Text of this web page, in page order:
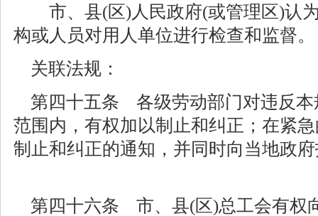
市、县(区)人民政府(或管理区)认
构或人员对用人单位进行检查和监督。
关联法规：
第四十五条 各级劳动部门对违反本
范围内，有权加以制止和纠正；在紧
制止和纠正的通知，并同时向当地政
第四十六条 市、县(区)总工会有权